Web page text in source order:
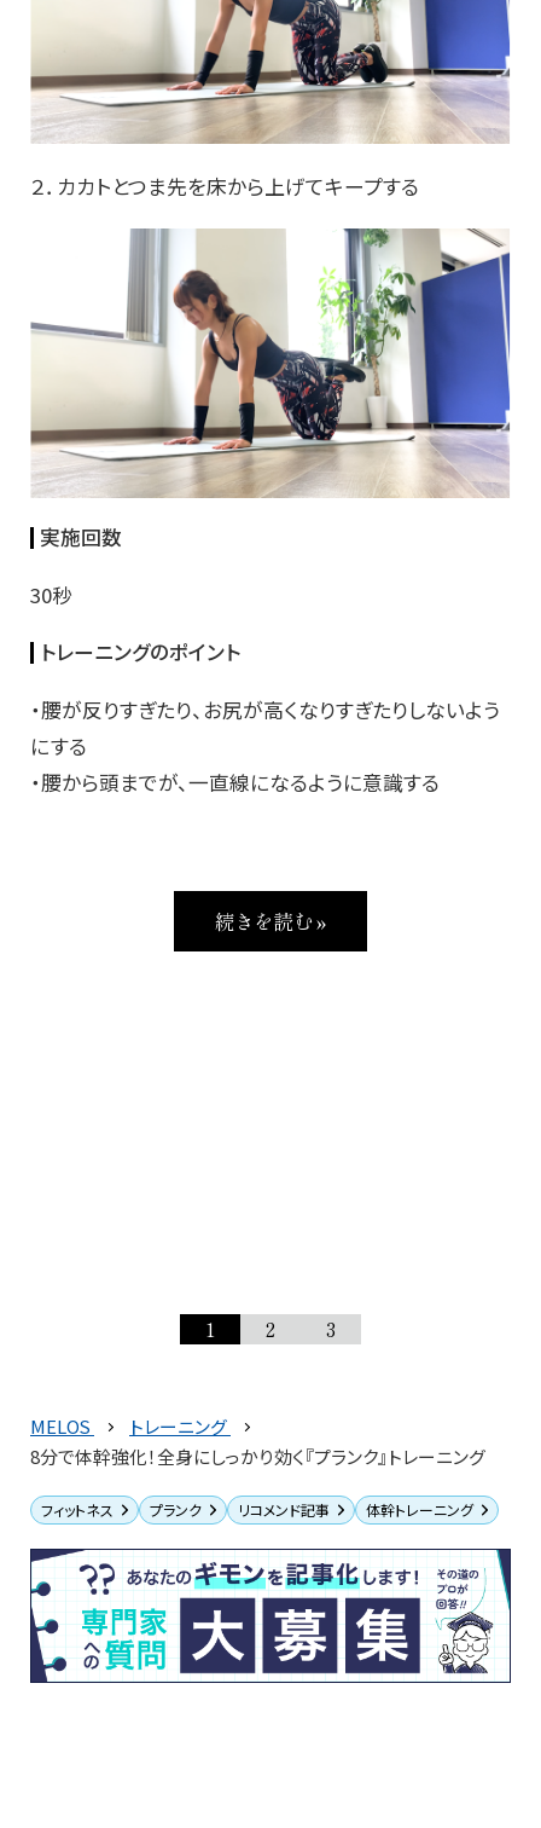
２．カカトとつま先を床から上げてキープする
実施回数
30秒
トレーニングのポイント
・腰が反りすぎたり、お尻が高くなりすぎたりしないよう
にする
・腰から頭までが、一直線になるように意識する
続きを読む »
1 2 3
MELOS
トレーニング
8分で体幹強化！全身にしっかり効く『プランク』トレーニング
フィットネス プランク リコメンド記事 体幹トレーニング